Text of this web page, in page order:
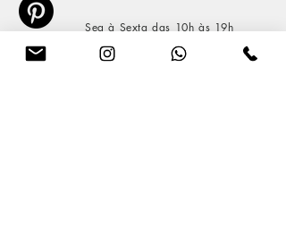
Seg à Sexta das 10h às 19h
Sábado das 10h às 16h
exceto feriados